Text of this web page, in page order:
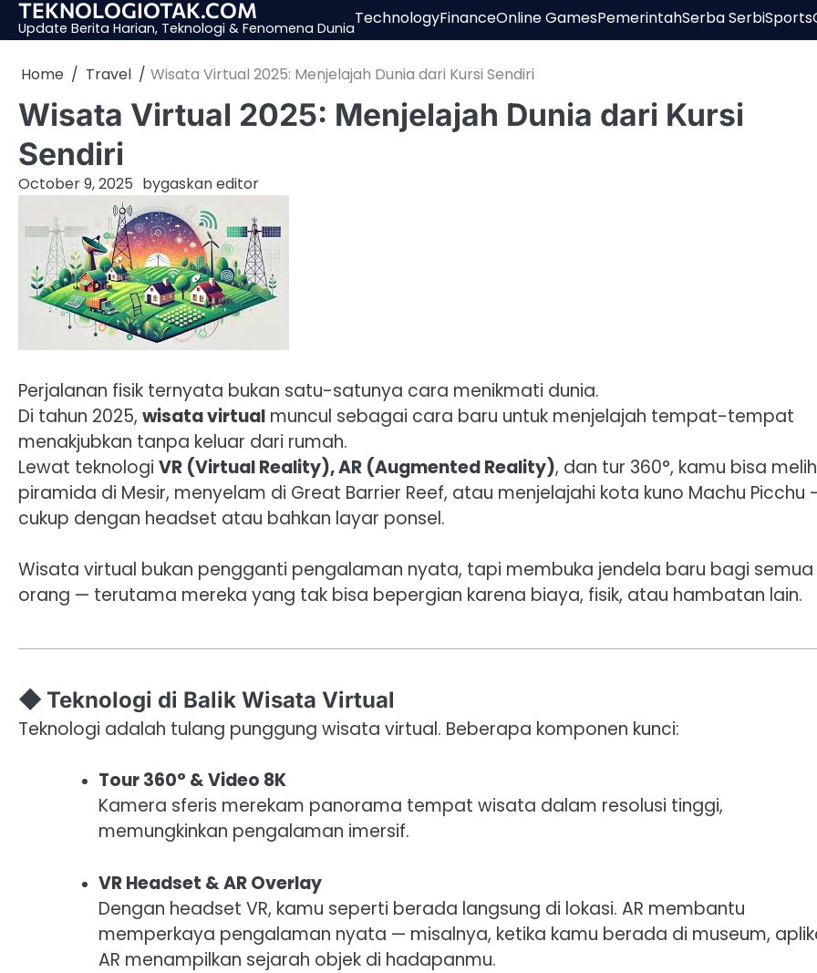
SkipTEKNOLOGIOTAK.COM
Update Berita Harian, Teknologi & Fenomena Dunia
TechnologyFinanceOnline GamesPemerintahSerba SerbiSports
Home Travel Wisata Virtual 2025: Menjelajah Dunia dari Kursi Sendiri
Wisata Virtual 2025: Menjelajah Dunia dari Kursi
Sendiri
October 9, 2025 bygaskan editor
Perjalanan fisik ternyata bukan satu-satunya cara menikmati dunia.
Di tahun 2025, wisata virtual muncul sebagai cara baru untuk menjelajah tempat-tempat
menakjubkan tanpa keluar dari rumah.
Lewat teknologi VR (Virtual Reality), AR (Augmented Reality), dan tur 360°, kamu bisa
piramida di Mesir, menyelam di Great Barrier Reef, atau menjelajahi kota kuno Machu Picchu
cukup dengan headset atau bahkan layar ponsel.
Wisata virtual bukan pengganti pengalaman nyata, tapi membuka jendela baru bagi semua
orang — terutama mereka yang tak bisa bepergian karena biaya, fisik, atau hambatan lain.
◆ Teknologi di Balik Wisata Virtual
Teknologi adalah tulang punggung wisata virtual. Beberapa komponen kunci:
Tour 360° & Video 8K
Kamera sferis merekam panorama tempat wisata dalam resolusi tinggi,
memungkinkan pengalaman imersif.
VR Headset & AR Overlay
Dengan headset VR, kamu seperti berada langsung di lokasi. AR membantu
memperkaya pengalaman nyata — misalnya, ketika kamu berada di museum,
AR menampilkan sejarah objek di hadapanmu.